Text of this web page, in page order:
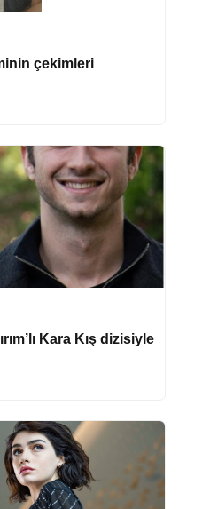
çekimleri
Kara Kış dizisiyle